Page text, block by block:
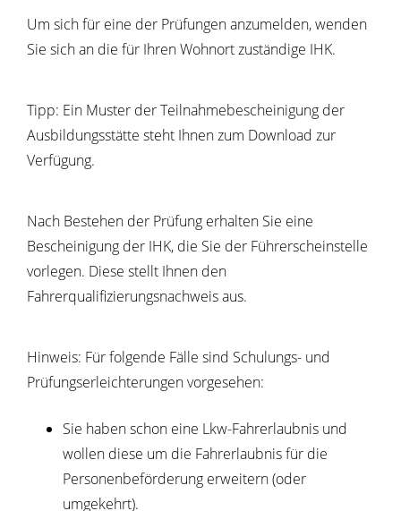
Um sich für eine der Prüfungen anzumelden, wenden
Sie sich an die für Ihren Wohnort zuständige IHK.
Tipp: Ein Muster der Teilnahmebescheinigung der
Ausbildungsstätte steht Ihnen zum Download zur
Verfügung.
Nach Bestehen der Prüfung erhalten Sie eine
Bescheinigung der IHK, die Sie der Führerscheinstelle
vorlegen. Diese stellt Ihnen den
Fahrerqualifizierungsnachweis aus.
Hinweis: Für folgende Fälle sind Schulungs- und
Prüfungserleichterungen vorgesehen:
Sie haben schon eine Lkw-Fahrerlaubnis und
wollen diese um die Fahrerlaubnis für die
Personenbeförderung erweitern (oder
umgekehrt).